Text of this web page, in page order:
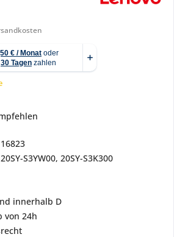
16823
20SY-S3YW00, 20SY-S3K300
innerhalb D
von 24h